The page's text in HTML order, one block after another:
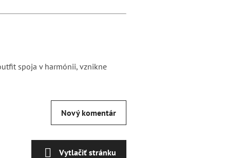
spoja v harmónii, vznikne
Nový komentár
Vytlačiť stránku